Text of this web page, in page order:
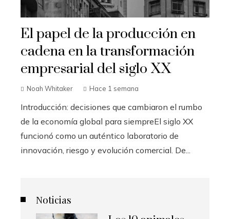
El papel de la producción en
cadena en la transformación
empresarial del siglo XX
Noah Whitaker Hace 1 semana
Introducción: decisiones que cambiaron el rumbo
de la economía global para siempreEl siglo XX
funcionó como un auténtico laboratorio de
innovación, riesgo y evolución comercial. De...
Noticias